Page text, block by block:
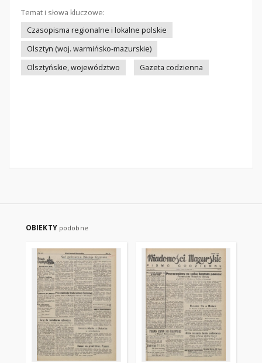
Temat i słowa kluczowe:
Czasopisma regionalne i lokalne polskie
Olsztyn (woj. warmińsko-mazurskie)
Olsztyńskie, województwo
Gazeta codzienna
OBIEKTY podobne